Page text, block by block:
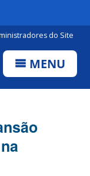
do Site
MENU